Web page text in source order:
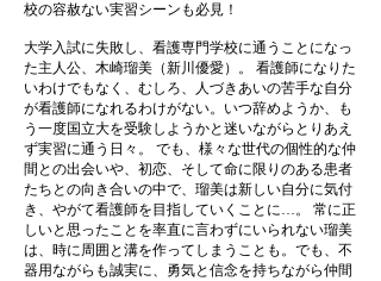
校の容赦ない実習シーンも必見！
大学入試に失敗し、看護専門学校に通うことになっ
た主人公、木崎瑠美（新川優愛）。 看護師になりた
いわけでもなく、むしろ、人づきあいの苦手な自分
が看護師になれるわけがない。いつ辞めようか、も
う一度国立大を受験しようかと迷いながらとりあえ
ず実習に通う日々。 でも、様々な世代の個性的な仲
間との出会いや、初恋、そして命に限りのある患者
たちとの向き合いの中で、瑠美は新しい自分に気付
き、やがて看護師を目指していくことに…。 常に正
しいと思ったことを率直に言わずにいられない瑠美
は、時に周囲と溝を作ってしまうことも。でも、不
器用ながらも誠実に、勇気と信念を持ちながら仲間